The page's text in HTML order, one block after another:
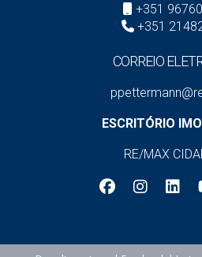
+351
+351
CORREIO
ESCRITÓRIO
RE/MAX